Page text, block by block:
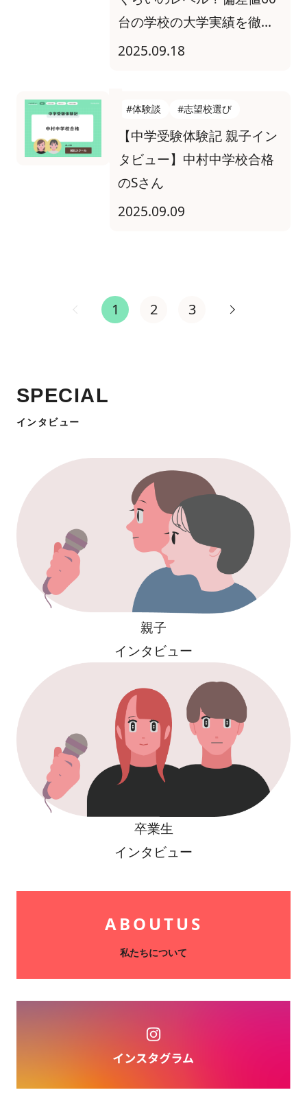
台の学校の大学実績を徹底
調査
2025.09.18
#体験談 #志望校選び
【中学受験体験記 親子イン
タビュー】中村中学校合格
のSさん
2025.09.09
1 2 3
SPECIAL
インタビュー
親子
インタビュー
卒業生
インタビュー
ABOUTUS
私たちについて